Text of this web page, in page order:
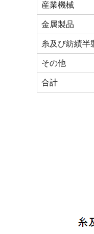
産業機械
金属製品
糸及び紡績半
その他
合計